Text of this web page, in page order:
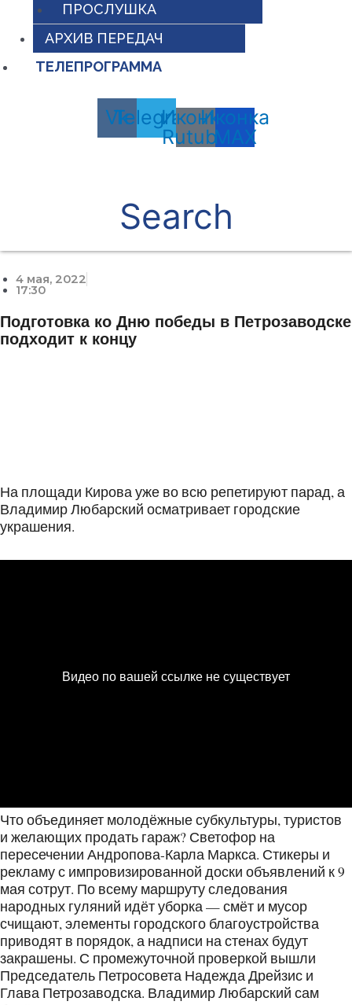
ПРОСЛУШКА
АРХИВ ПЕРЕДАЧ
ТЕЛЕПРОГРАММА
Vk
Telegram
Иконка
Rutube
Иконка
MAX
Search
4 мая, 2022
17:30
Подготовка ко Дню победы в Петрозаводске
подходит к концу
На площади Кирова уже во всю репетируют парад, а
Владимир Любарский осматривает городские
украшения.
Что объединяет молодёжные субкультуры, туристов
и желающих продать гараж? Светофор на
пересечении Андропова-Карла Маркса. Стикеры и
рекламу с импровизированной доски объявлений к 9
мая сотрут. По всему маршруту следования
народных гуляний идёт уборка — смёт и мусор
счищают, элементы городского благоустройства
приводят в порядок, а надписи на стенах будут
закрашены. С промежуточной проверкой вышли
Председатель Петросовета Надежда Дрейзис и
Глава Петрозаводска. Владимир Любарский сам